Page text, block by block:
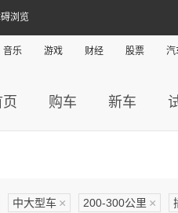
浏览
音乐 游戏 财经 股票 汽
页 购车 新车
中大型车 × 200-300公里 ×